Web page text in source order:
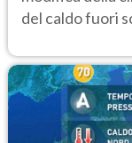
del caldo fuori